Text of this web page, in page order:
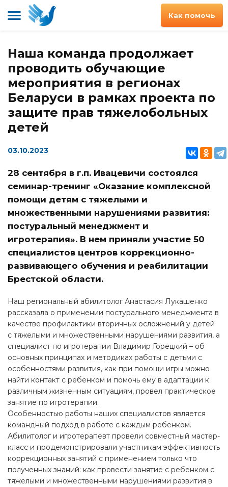
Как помочь
Наша команда продолжает
проводить обучающие
мероприятия в регионах
Беларуси в рамках проекта по
защите прав тяжелобольных
детей
03.10.2023
28 сентября в г.п. Ивацевичи состоялся
семинар-тренинг «Оказание комплексной
помощи детям с тяжелыми и
множественными нарушениями развития:
постуральный менеджмент и
игротерапия». В нем приняли участие 50
специалистов центров коррекционно-
развивающего обучения и реабилитации
Брестской области.
Наш региональный абилитолог Анастасия Лукашенко
рассказала о применении постурального менеджмента в
качестве профилактики вторичных осложнений у детей
с тяжелыми и множественными нарушениями развития, а
специалист по игротерапии Владимир Горецкий – об
основных принципах и методиках работы с детьми с
особенностями развития, как при помощи игры можно
найти контакт с ребенком и помочь ему в адаптации к
различным жизненным ситуациям, провел практическое
занятие по игротерапии.
Особенностью работы наших специалистов является
командный подход в работе с каждым ребенком.
Абилитолог и игротерапевт провели совместный мастер-
класс и продемонстрировали участникам эффективность
коррекционных занятий с применением только что
полученных знаний: как провести занятие с ребенком с
тяжелыми и множественными нарушениями развития в